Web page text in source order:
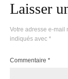
Laisser
Votre adresse e-mail
indiqués avec *
Commentaire *